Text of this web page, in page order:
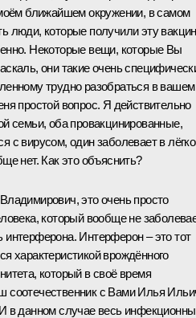
ближайшем окружении, в самом
люди, которые получили эту
Некоторые вещи, которые Вы
они такие очень
трудно разобраться в вашем
простой вопрос. Я действительно
семьи, оба провакцинированные,
с вирусом, один заболевает в
нет. Как это объяснить?
это очень просто
который вообще не
интерферона. Интерферон – это тот
характеристикой врождённого
который в своё время
соотечественник с Вами Илья
в данном случае весь